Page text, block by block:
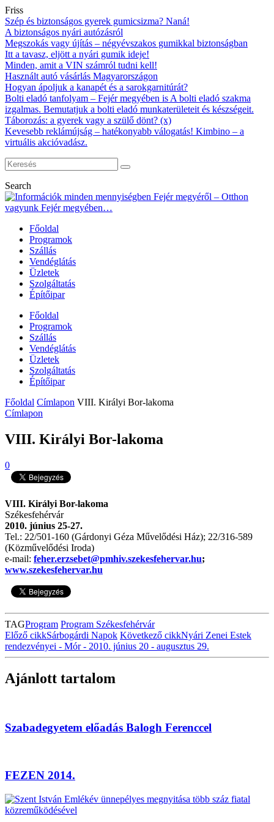
Friss
Szép és biztonságos gyerek gumicsizma? Naná!
A biztonságos nyári autózásról
Megszokás vagy újítás – négyévszakos gumikkal biztonságban
Itt a tavasz, eljött a nyári gumik ideje!
Minden, amit a VIN számról tudni kell!
Használt autó vásárlás Magyarországon
Hogyan ápoljuk a kanapét és a sarokgarnitúrát?
Bolti eladó tanfolyam – Fejér megyében is A bolti eladó szakma
izgalmas. Bemutatjuk a bolti eladó munkaterületeit és készségeit.
Táborozás: a gyerek vagy a szülő dönt? (x)
Kevesebb reklámújság – hatékonyabb válogatás! Kimbino – a
virtuális akcióvadász.
Search
Főoldal
Programok
Szállás
Vendéglátás
Üzletek
Szolgáltatás
Építőipar
Főoldal
Programok
Szállás
Vendéglátás
Üzletek
Szolgáltatás
Építőipar
Főoldal Címlapon VIII. Királyi Bor-lakoma
Címlapon
VIII. Királyi Bor-lakoma
0
VIII. Királyi Bor-lakoma
Székesfehérvár
2010. június 25-27.
Tel.: 22/501-160 (Gárdonyi Géza Művelődési Ház); 22/316-589
(Közművelődési Iroda)
e-mail: feher.erzsebet@pmhiv.szekesfehervar.hu;
www.szekesfehervar.hu
TAGProgram Program Székesfehérvár
Előző cikkSárbogárdi Napok Következő cikkNyári Zenei Estek
rendezvényei - Mór - 2010. június 20 - augusztus 29.
Ajánlott tartalom
Szabadegyetem előadás Balogh Ferenccel
FEZEN 2014.